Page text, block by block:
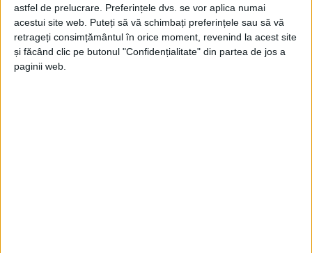
astfel de prelucrare. Preferințele dvs. se vor aplica numai
acestui site web. Puteți să vă schimbați preferințele sau să vă
retrageți consimțământul în orice moment, revenind la acest site
și făcând clic pe butonul "Confidențialitate" din partea de jos a
paginii web.
CT DISCOUNT INVESTIGATII RESITA
RMN